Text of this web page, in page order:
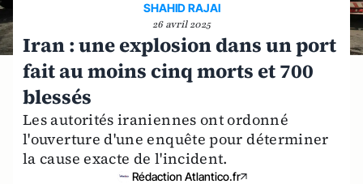
SHAHID RAJAI
26 avril 2025
Iran : une explosion dans un port
fait au moins cinq morts et 700
blessés
Les autorités iraniennes ont ordonné
l'ouverture d'une enquête pour déterminer
la cause exacte de l'incident.
Rédaction Atlantico.fr